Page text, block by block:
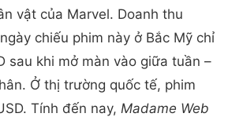
vật của Marvel. Doanh thu
chiếu phim này ở Bắc Mỹ chỉ
sau khi mở màn vào giữa tuần –
Ở thị trường quốc tế, phim
Tính đến nay, Madame Web